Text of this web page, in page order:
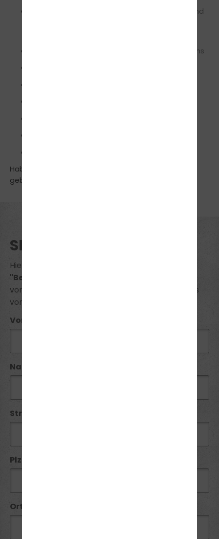
Einsatz der Getriebeübersetzung entsprechend
Berechnung der Nutzlast und des Nutzvolumens
Haben Sie noch Fragen? Rufen Sie einfach an. Wir
geben Ihnen gerne Auskunft: Tel.:
SEMINAR BUCHUNG
Hiermit melde ich mich zum Seminar
"Berufskraftfahrerschulung nach BKrFQG"
voraussichtlicher Termin am
zum Preis
von
Vorname*:
Name*:
Straße / Nr:
Plz*:
Ort*: